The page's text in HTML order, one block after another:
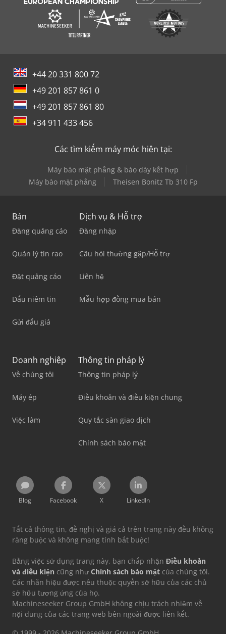
+44 20 331 800 72
+49 201 857 861 0
+49 201 857 861 80
+34 911 433 456
Các tìm kiếm máy móc hiện tại:
Máy bào mặt phẳng & bào dày kết hợp
Máy bào mặt phẳng
Theisen Bonitz Tb 310 Fp
Bán
Đăng quảng cáo
Quản lý tin rao
Đặt quảng cáo
Dấu niêm tin
Gửi đấu giá
Dịch vụ & Hỗ trợ
Đăng nhập
Câu hỏi thường gặp/Hỗ trợ
Liên hệ
Mẫu hợp đồng mua bán
Doanh nghiệp
Về chúng tôi
Máy ép
Việc làm
Thông tin pháp lý
Thông tin pháp lý
Điều khoản và điều kiện chung
Quy tắc sàn giao dịch
Chính sách bảo mật
Blog Facebook X LinkedIn
Tất cả thông tin, đề nghị và giá cả trên trang này đều không
ràng buộc và không mang tính bắt buộc!
Bằng việc sử dụng trang này, bạn chấp nhận Điều khoản
và điều kiện cũng như Chính sách bảo mật của chúng tôi.
Các nhãn hiệu được nêu thuộc quyền sở hữu của các chủ
sở hữu tương ứng của họ.
Machineseeker Group GmbH không chịu trách nhiệm về
nội dung của các trang web bên ngoài được liên kết.